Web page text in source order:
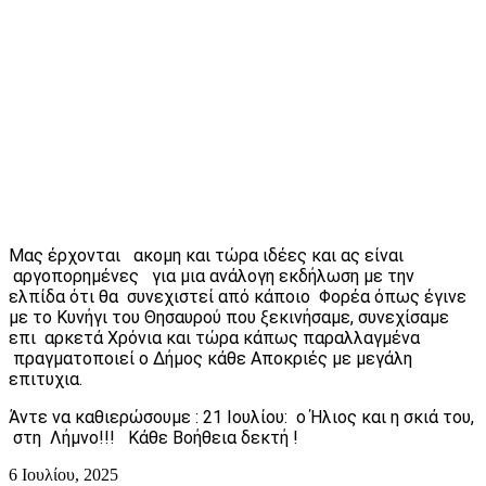
Μας έρχονται ακομη και τώρα ιδέες και ας είναι
αργοπορημένες για μια ανάλογη εκδήλωση με την
ελπίδα ότι θα συνεχιστεί από κάποιο Φορέα όπως έγινε
με το Κυνήγι του Θησαυρού που ξεκινήσαμε, συνεχίσαμε
επι αρκετά Χρόνια και τώρα κάπως παραλλαγμένα
πραγματοποιεί ο Δήμος κάθε Αποκριές με μεγάλη
επιτυχια.
Άντε να καθιερώσουμε : 21 Ιουλίου: ο Ήλιος και η σκιά του,
στη Λήμνο!!! Κάθε Βοήθεια δεκτή !
6 Ιουλίου, 2025